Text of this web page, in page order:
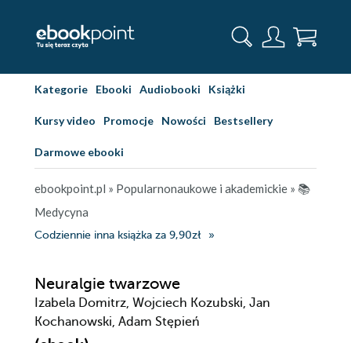
Kategorie Ebooki Audiobooki Książki
Kursy video Promocje Nowości Bestsellery
Darmowe ebooki
ebookpoint.pl » Popularnonaukowe i akademickie » 📚
Medycyna
Codziennie inna książka za 9,90zł
Neuralgie twarzowe
Izabela Domitrz, Wojciech Kozubski, Jan
Kochanowski, Adam Stępień